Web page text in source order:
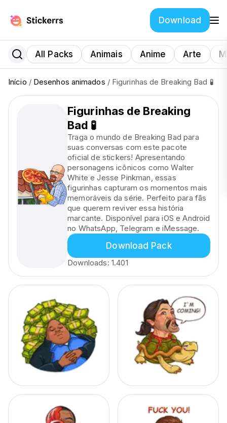
Download
All Packs Animais Anime Arte
Início / Desenhos animados / Figurinhas de Breaking Bad 🧪
Figurinhas de Breaking
Bad 🧪
Traga o mundo de Breaking Bad para
suas conversas com este pacote
oficial de stickers! Apresentando
personagens icônicos como Walter
White e Jesse Pinkman, essas
figurinhas capturam os momentos mais
memoráveis da série. Perfeito para fãs
que querem reviver essa história
marcante. Disponível para iOS e Android
no WhatsApp, Telegram e iMessage.
Download Pack
Downloads: 1.401